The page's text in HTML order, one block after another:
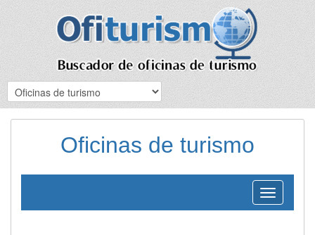
Oficinas de turismo
Toggle
navigation